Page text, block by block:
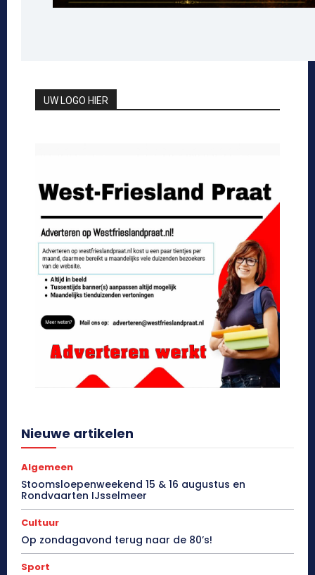
UW LOGO HIER
Nieuwe artikelen
Algemeen
Stoomsloepenweekend 15 & 16 augustus en
Rondvaarten IJsselmeer
Cultuur
Op zondagavond terug naar de 80’s!
Sport